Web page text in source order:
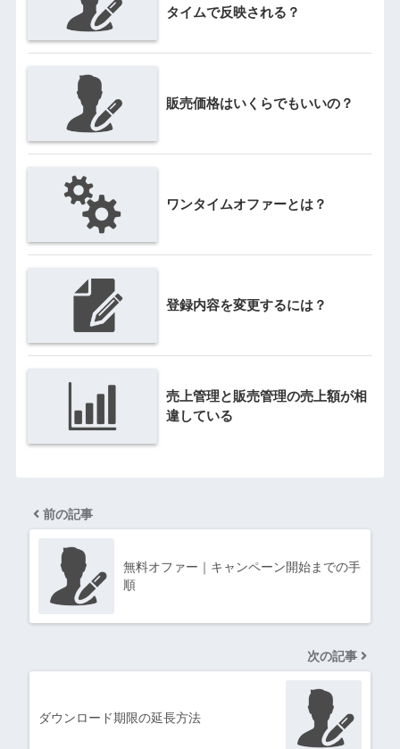
タイムで反映される？
販売価格はいくらでもいいの？
ワンタイムオファーとは？
登録内容を変更するには？
売上管理と販売管理の売上額が相
違している
前の記事
無料オファー｜キャンペーン開始までの手
順
次の記事
ダウンロード期限の延長方法